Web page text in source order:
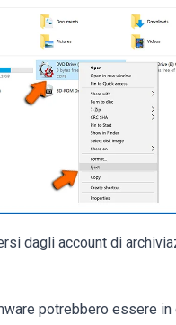
dagli account di
potrebbero essere in